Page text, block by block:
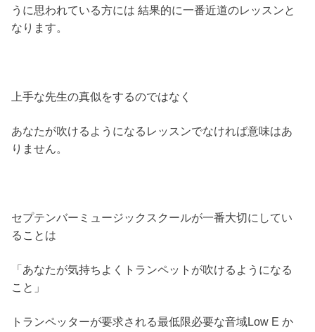
うに思われている方には 結果的に一番近道のレッスンと
なります。
上手な先生の真似をするのではなく
あなたが吹けるようになるレッスンでなければ意味はあ
りません。
セプテンバーミュージックスクールが一番大切にしてい
ることは
「あなたが気持ちよくトランペットが吹けるようになる
こと」
トランペッターが要求される最低限必要な音域Low E か